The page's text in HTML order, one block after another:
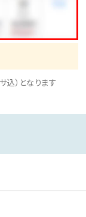
受け取りくださ
）となります